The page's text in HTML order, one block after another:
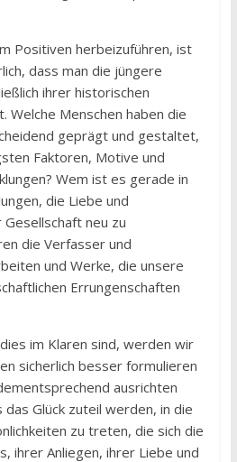
Positiven herbeizuführen, ist
dass man die jüngere
ihrer historischen
Welche Menschen haben die
geprägt und gestaltet,
Faktoren, Motive und
Wem ist es gerade in
die Liebe und
neu zu
die Verfasser und
und Werke, die unsere
Errungenschaften
im Klaren sind, werden wir
sicherlich besser formulieren
ausrichten
das Glück zuteil werden, in die
zu treten, die sich die
ihrer Anliegen, ihrer Liebe und